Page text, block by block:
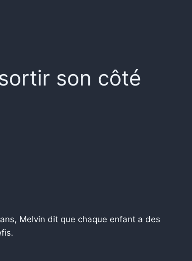
son côté
Melvin dit que chaque enfant a des